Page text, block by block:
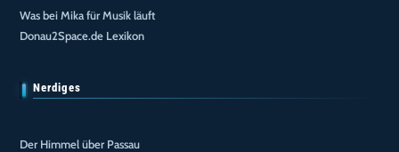
Was bei Mika für Musik läuft
Donau2Space.de Lexikon
Nerdiges
Der Himmel über Passau